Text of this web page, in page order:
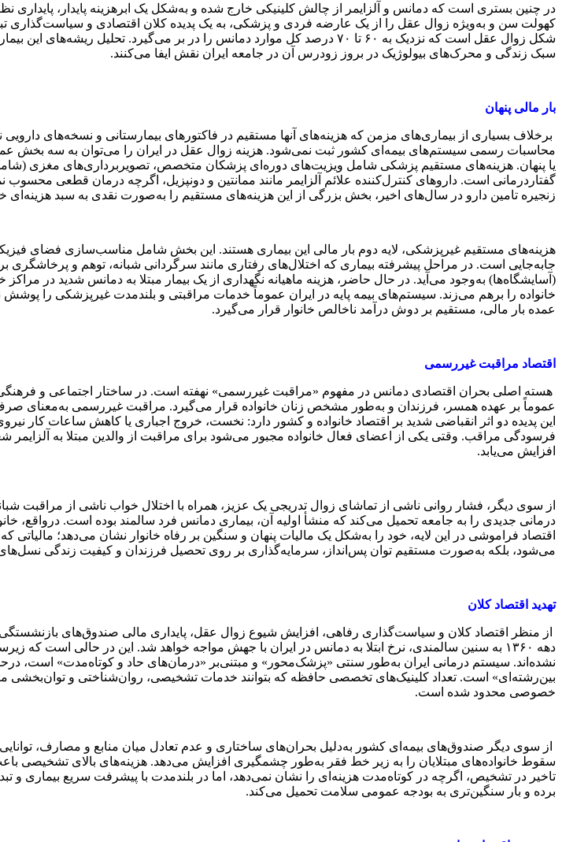
در چنین بستری است که دمانس و آلزایمر از چالش کلینیکی خارج شده و به‌شکل یک ابرهزینه پایدار، پایداری
کهولت سن و به‌ویژه زوال عقل را از یک عارضه فردی و پزشکی، به یک پدیده کلان اقتصادی و سیاست‌گذاری
شکل زوال عقل است که نزدیک به ۶۰ تا ۷۰ درصد کل موارد دمانس را در بر
سبک زندگی و محرک‌های بیولوژیک در بروز زودرس آن در جامعه ایران نقش ایفا می‌کنند.
بار مالی پنهان
برخلاف بسیاری از بیماری‌های مزمن که هزینه‌های آنها مستقیم در فاکتورهای بیمارستانی و نسخه‌های
محاسبات رسمی سیستم‌های بیمه‌ای کشور ثبت نمی‌شود. هزینه زوال عقل در ایران را می‌توان به سه بخش
یا پنهان. هزینه‌های مستقیم پزشکی شامل ویزیت‌های دوره‌ای پزشکان متخصص، تصویربرداری‌های مغزی
گفتاردرمانی است. داروهای کنترل‌کننده علائم آلزایمر مانند ممانتین و دونپزیل، اگرچه درمان قطعی
زنجیره تامین دارو در سال‌های اخیر، بخش بزرگی از این هزینه‌های مستقیم را به‌صورت نقدی به سبد هزینه‌ای
هزینه‌های مستقیم غیرپزشکی، لایه دوم بار مالی این بیماری هستند. این بخش شامل مناسب‌سازی فضای
جابه‌جایی است. در مراحل پیشرفته بیماری که اختلال‌های رفتاری مانند سرگردانی شبانه، توهم و پرخاشگری
(آسایشگاه‌ها) به‌وجود می‌آید. در حال حاضر، هزینه ماهیانه نگهداری از یک بیمار مبتلا به دمانس شدید در
خانواده را برهم می‌زند. سیستم‌های بیمه پایه در ایران عموماً خدمات مراقبتی و بلندمدت غیرپزشکی را
عمده بار مالی، مستقیم بر دوش درآمد ناخالص خانوار قرار می‌گیرد.
اقتصاد مراقبت غیررسمی
هسته اصلی بحران اقتصادی دمانس در مفهوم «مراقبت غیررسمی» نهفته است. در ساختار اجتماعی و فرهنگی
عموماً بر عهده همسر، فرزندان و به‌طور مشخص زنان خانواده قرار می‌گیرد. مراقبت غیررسمی به‌معنای
این پدیده دو اثر انقباضی شدید بر اقتصاد خانواده و کشور دارد: نخست، خروج اجباری یا کاهش ساعات کار
فرسودگی مراقب. وقتی یکی از اعضای فعال خانواده مجبور می‌شود برای مراقبت از والدین مبتلا به آلزایمر
افزایش می‌یابد.
از سوی دیگر، فشار روانی ناشی از تماشای زوال تدریجی یک عزیز، همراه با اختلال خواب ناشی از مراقبت
درمانی جدیدی را به جامعه تحمیل می‌کند که منشأ اولیه آن، بیماری دمانس فرد سالمند بوده است. درواقع،
اقتصاد فراموشی در این لایه، خود را به‌شکل یک مالیات پنهان و سنگین بر رفاه خانوار نشان می‌دهد؛
می‌شود، بلکه به‌صورت مستقیم توان پس‌انداز، سرمایه‌گذاری بر روی تحصیل فرزندان و کیفیت زندگی
تهدید اقتصاد کلان
از منظر اقتصاد کلان و سیاست‌گذاری رفاهی، افزایش شیوع زوال عقل، پایداری مالی صندوق‌های
دهه ۱۳۶۰ به سنین سالمندی، نرخ ابتلا به دمانس در ایران با جهش مواجه خواهد شد. این در حالی
نشده‌اند. سیستم درمانی ایران به‌طور سنتی «پزشک‌محور» و مبتنی‌بر «درمان‌های حاد و کوتاه‌مدت» است،
بین‌رشته‌ای» است. تعداد کلینیک‌های تخصصی حافظه که بتوانند خدمات تشخیصی، روان‌شناختی و توان‌بخشی
خصوصی محدود شده است.
از سوی دیگر صندوق‌های بیمه‌ای کشور به‌دلیل بحران‌های ساختاری و عدم تعادل میان منابع و مصارف،
سقوط خانواده‌های مبتلایان را به زیر خط فقر به‌طور چشمگیری افزایش می‌دهد. هزینه‌های بالای تشخیصی
تاخیر در تشخیص، اگرچه در کوتاه‌مدت هزینه‌ای را نشان نمی‌دهد، اما در بلندمدت با پیشرفت سریع بیماری
برده و بار سنگین‌تری به بودجه عمومی سلامت تحمیل می‌کند.